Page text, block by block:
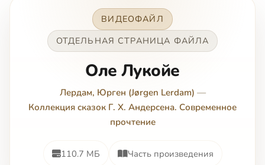
ВИДЕОФАЙЛ
ОТДЕЛЬНАЯ СТРАНИЦА ФАЙЛА
Оле Лукойе
Лердам, Юрген (Jørgen Lerdam) —
Коллекция сказок Г. Х. Андерсена. Современное
прочтение
110.7 МБ Часть произведения